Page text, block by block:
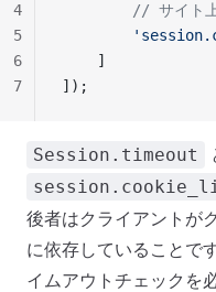
// サイト
    ]
]);
4
5
6
7
Session.timeout
後者はクライアントが
に依存していることで
イムアウトチェックを